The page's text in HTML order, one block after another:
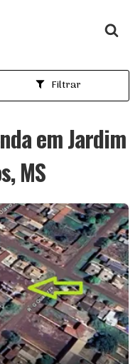
inicial
Filtrar
em Jardim
MS